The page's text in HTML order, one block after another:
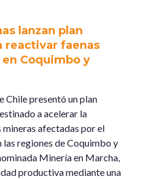
lanzan plan
reactivar faenas
Coquimbo y
Chile presentó un plan
a acelerar la
mineras afectadas por el
regiones de Coquimbo y
Minería en Marcha,
productiva mediante una